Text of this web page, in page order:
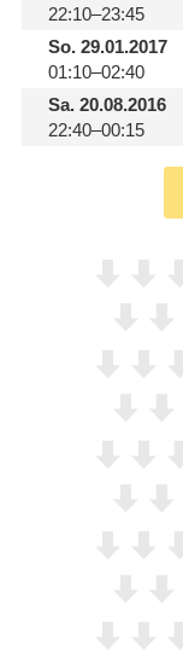
22:10–23:45
So.29.01.2017
01:10–02:40
Sa.20.08.2016
22:40–00:15